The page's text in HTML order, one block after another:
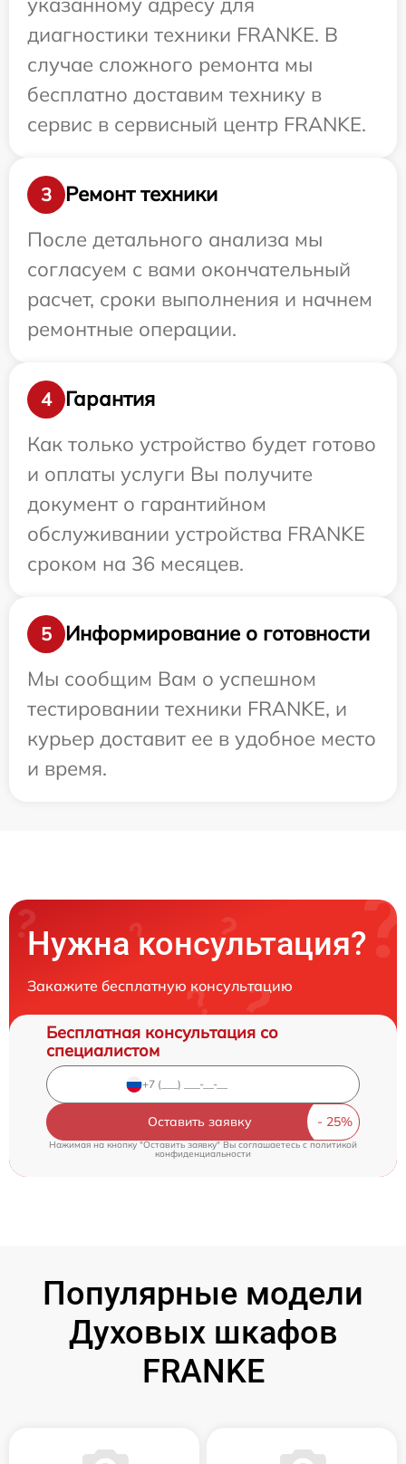
диагностики техники FRANKE. В
случае сложного ремонта мы
бесплатно доставим технику в
сервис в сервисный центр FRANKE.
3
Ремонт техники
После детального анализа мы
согласуем с вами окончательный
расчет, сроки выполнения и начнем
ремонтные операции.
4
Гарантия
Как только устройство будет готово
и оплаты услуги Вы получите
документ о гарантийном
обслуживании устройства FRANKE
сроком на 36 месяцев.
5
Информирование о готовности
Мы сообщим Вам о успешном
тестировании техники FRANKE, и
курьер доставит ее в удобное место
и время.
Нужна консультация?
Закажите бесплатную консультацию
Бесплатная консультация со
специалистом
Оставить заявку
Нажимая на кнопку "Оставить заявку" Вы соглашаетесь cполитикой
конфиденциальности
Популярные модели
Духовых шкафов
FRANKE